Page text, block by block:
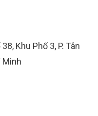
Khu Phố 3, P. Tân
Minh